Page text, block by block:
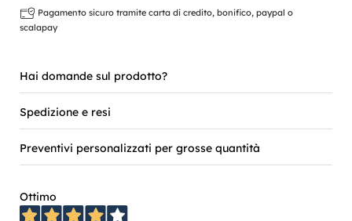
Pagamento sicuro tramite carta di credito, bonifico, paypal o
scalapay
Hai domande sul prodotto?
Spedizione e resi
Preventivi personalizzati per grosse quantità
Ottimo